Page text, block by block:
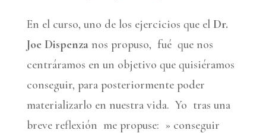
En el curso, uno de los ejercicios que el Dr.
Joe Dispenza nos propuso, fué que nos
centráramos en un objetivo que quisiéramos
conseguir, para posteriormente poder
materializarlo en nuestra vida. Yo tras una
breve reflexión me propuse: » conseguir